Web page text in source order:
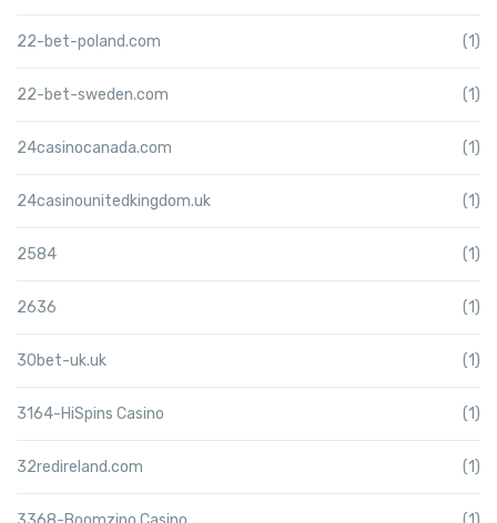
22-bet-poland.com (1)
22-bet-sweden.com (1)
24casinocanada.com (1)
24casinounitedkingdom.uk (1)
2584 (1)
2636 (1)
30bet-uk.uk (1)
3164-HiSpins Casino (1)
32redireland.com (1)